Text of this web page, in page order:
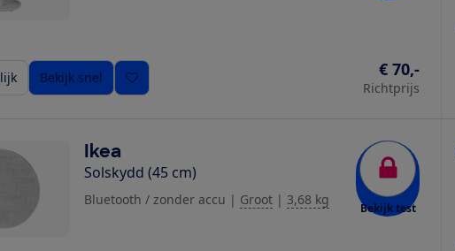
Bekijk snel € 70,-
Richtprijs
Ikea
Solskydd (45 cm)
Bluetooth / zonder accu | Groot | 3,68 kg
Bekijk test